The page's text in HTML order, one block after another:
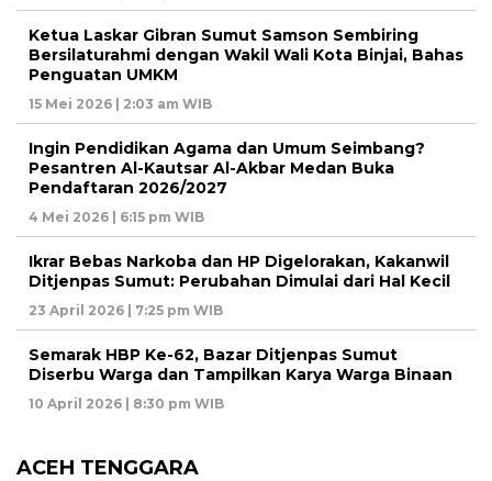
Ketua Laskar Gibran Sumut Samson Sembiring
Bersilaturahmi dengan Wakil Wali Kota Binjai, Bahas
Penguatan UMKM
15 Mei 2026 | 2:03 am WIB
Ingin Pendidikan Agama dan Umum Seimbang?
Pesantren Al-Kautsar Al-Akbar Medan Buka
Pendaftaran 2026/2027
4 Mei 2026 | 6:15 pm WIB
Ikrar Bebas Narkoba dan HP Digelorakan, Kakanwil
Ditjenpas Sumut: Perubahan Dimulai dari Hal Kecil
23 April 2026 | 7:25 pm WIB
Semarak HBP Ke-62, Bazar Ditjenpas Sumut
Diserbu Warga dan Tampilkan Karya Warga Binaan
10 April 2026 | 8:30 pm WIB
ACEH TENGGARA